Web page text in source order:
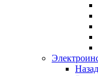
Назад